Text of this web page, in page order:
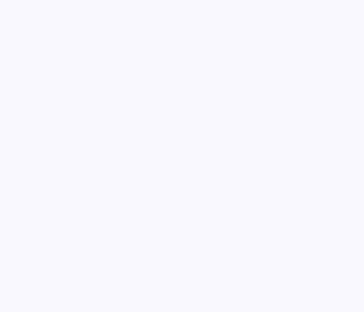
van SEO in